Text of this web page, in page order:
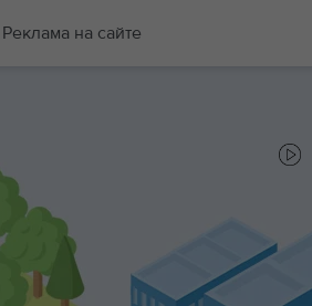
Реклама на сайте